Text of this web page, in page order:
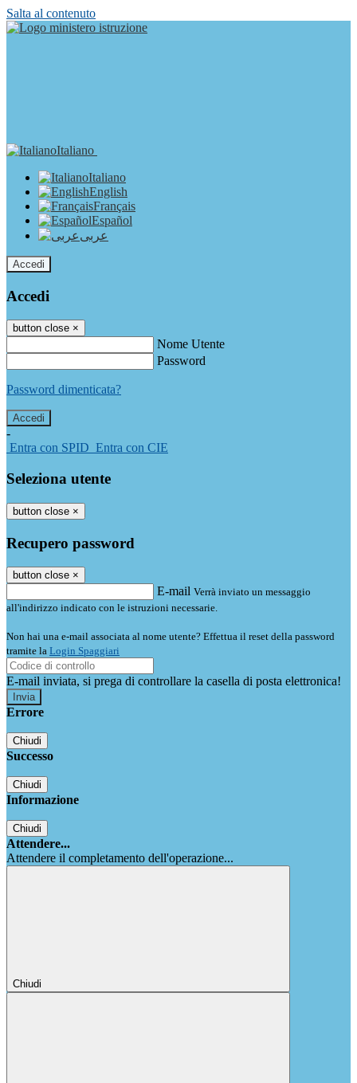
Salta al contenuto
Italiano
Italiano
English
Français
Español
عربى
Accedi
Accedi
button close ×
Nome Utente
Password
Password dimenticata?
-
Entra con SPID Entra con CIE
Seleziona utente
button close ×
Recupero password
button close ×
E-mail Verrà inviato un messaggio
all'indirizzo indicato con le istruzioni necessarie.
Non hai una e-mail associata al nome utente? Effettua il reset della password
tramite la Login Spaggiari
E-mail inviata, si prega di controllare la casella di posta elettronica!
Errore
Chiudi
Successo
Chiudi
Informazione
Chiudi
Attendere...
Attendere il completamento dell'operazione...
Chiudi